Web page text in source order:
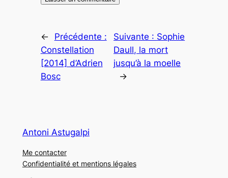
←
Précédente :
Constellation
[2014] d’Adrien
Bosc
Suivante : Sophie
Daull, la mort
jusqu’à la moelle
→
Antoni Astugalpi
Me contacter
Confidentialité et mentions légales